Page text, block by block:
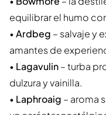
equilibrar el humo
•Ardbeg – salvaje y
amantes de
• Lagavulin– turba
dulzura y vainilla.
• Laphroaig – aroma